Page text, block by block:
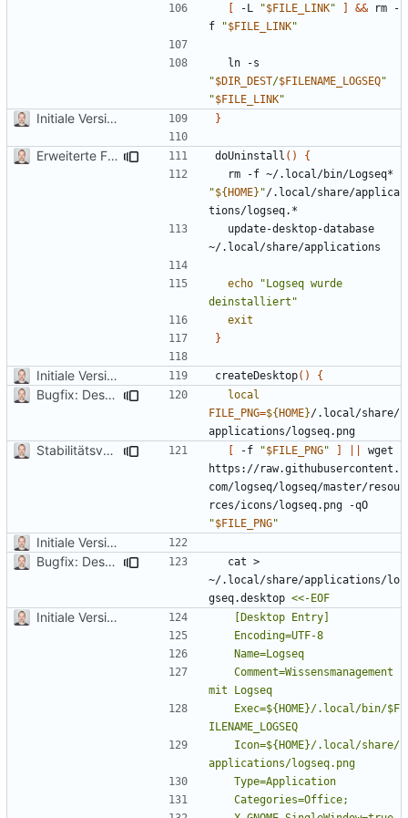
[ -L "$FILE_LINK" ] && rm -
f
"$FILE_LINK"
"$DIR_DEST/$FILENAME_LOGSEQ"
"$FILE_LINK"
Initiale Version }
Erweiterte Funktionalitäten doUninstall ()
{
"${HOME} "/.local/share/applica
echo
"Logseq wurde
deinstalliert"
exit
}
Initiale Version createDesktop() {
Bugfix: Desktop File Erstellung
local
FILE_PNG=${HOME}/.local/share/
Stabilitätsverbesserungen [ -f "$FILE_PNG" ]
wget
https://raw.githubusercontent.
com/logseq/logseq/master/resou
"$FILE_PNG"
Initiale Version
Bugfix: Desktop File Erstellung
~/.local/share/applications/lo
gseq.desktop
Initiale Version